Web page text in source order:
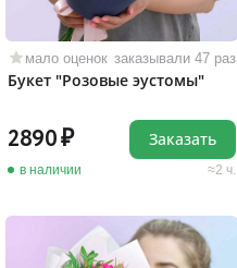
мало оценок заказывали 47 раз
Букет "Розовые эустомы"
2890
в наличии 2 ч.
Заказать